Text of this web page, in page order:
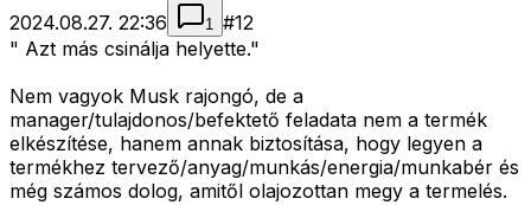
2024.08.27. 22:36
1 #12
" Azt más csinálja helyette."
Nem vagyok Musk rajongó, de a
manager/tulajdonos/befektető feladata nem a termék
elkészítése, hanem annak biztosítása, hogy legyen a
termékhez tervező/anyag/munkás/energia/munkabér és
még számos dolog, amitől olajozottan megy a termelés.